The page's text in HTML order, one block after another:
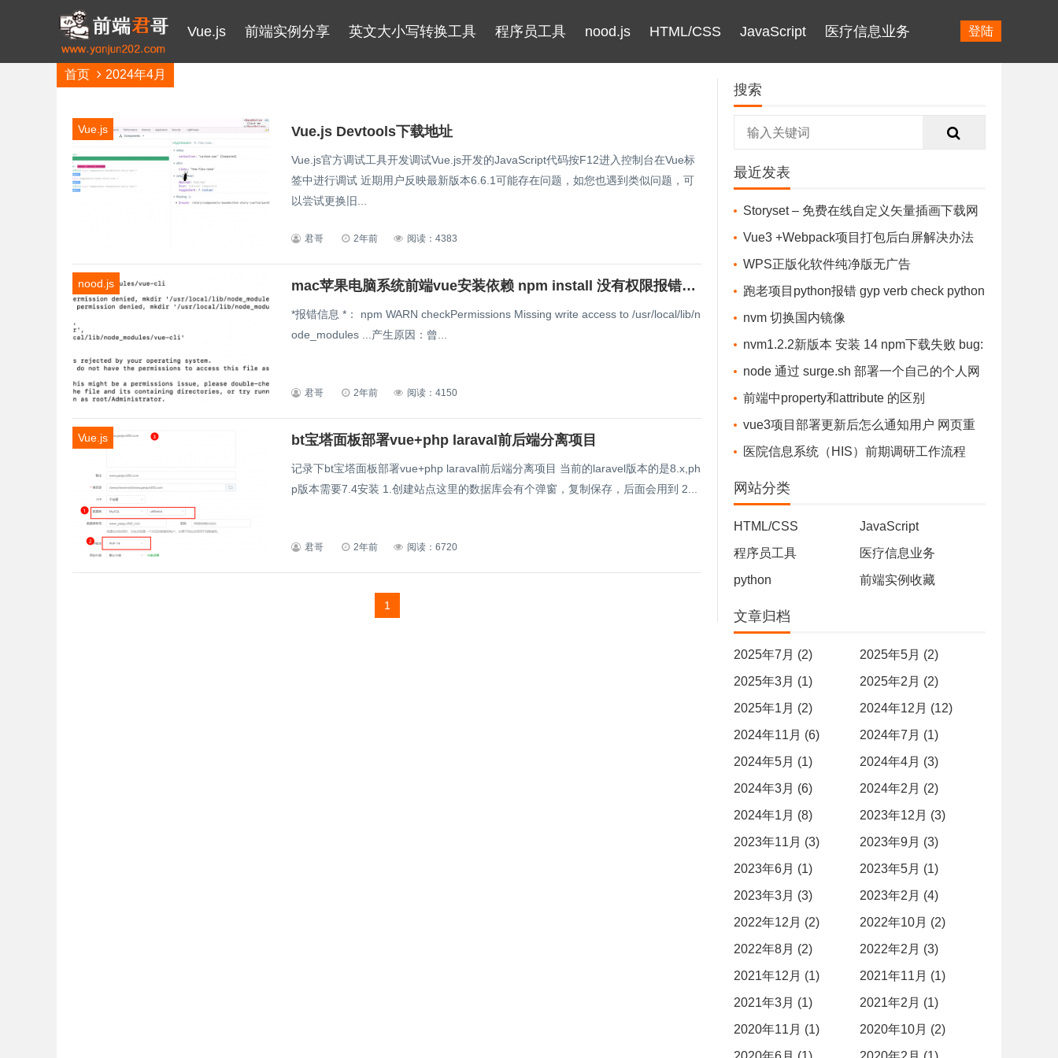
Vue.js 前端实例分享 英文大小写转换工具 程序员工具 nood.js HTML/CSS JavaScript 医疗信息业务 登陆
首页 2024年4月
Vue.js Vue.js Devtools下载地址
Vue.js官方调试工具开发调试Vue.js开发的JavaScript代码按F12进入控制台在Vue标
签中进行调试 近期用户反映最新版本6.6.1可能存在问题，如您也遇到类似问题，可
以尝试更换旧...
君哥 2年前 阅读：4383
nood.js mac苹果电脑系统前端vue安装依赖 npm install 没有权限报错怎么解决
*报错信息 *： npm WARN checkPermissions Missing write access to /usr/local/lib/n
ode_modules ...产生原因：曾...
君哥 2年前 阅读：4150
Vue.js bt宝塔面板部署vue+php laraval前后端分离项目
记录下bt宝塔面板部署vue+php laraval前后端分离项目 当前的laravel版本的是8.x,ph
p版本需要7.4安装 1.创建站点这里的数据库会有个弹窗，复制保存，后面会用到 2...
君哥 2年前 阅读：6720
1
搜索
最近发表
Storyset – 免费在线自定义矢量插画下载网
站Vue3 +Webpack项目打包后白屏解决办法
（针对Vue3&Vue-cli 4.0及以上)
WPS正版化软件纯净版无广告
跑老项目python报错 gyp verb check python
checking for Python executable "python2" in t
he PATH gyp
nvm 切换国内镜像
nvm1.2.2新版本 安装 14 npm下载失败 bug:
error installing....The system cannot find the fi
le specified.
node 通过 surge.sh 部署一个自己的个人网
站/文件存储站 - 完全免费
前端中property和attribute 的区别
vue3项目部署更新后怎么通知用户 网页重
新部署，通知用户-最佳实践
医院信息系统（HIS）前期调研工作流程
网站分类
HTML/CSS
JavaScript
程序员工具
医疗信息业务
python
前端实例收藏
文章归档
2025年7月 (2)
2025年5月 (2)
2025年3月 (1)
2025年2月 (2)
2025年1月 (2)
2024年12月 (12)
2024年11月 (6)
2024年7月 (1)
2024年5月 (1)
2024年4月 (3)
2024年3月 (6)
2024年2月 (2)
2024年1月 (8)
2023年12月 (3)
2023年11月 (3)
2023年9月 (3)
2023年6月 (1)
2023年5月 (1)
2023年3月 (3)
2023年2月 (4)
2022年12月 (2)
2022年10月 (2)
2022年8月 (2)
2022年2月 (3)
2021年12月 (1)
2021年11月 (1)
2021年3月 (1)
2021年2月 (1)
2020年11月 (1)
2020年10月 (2)